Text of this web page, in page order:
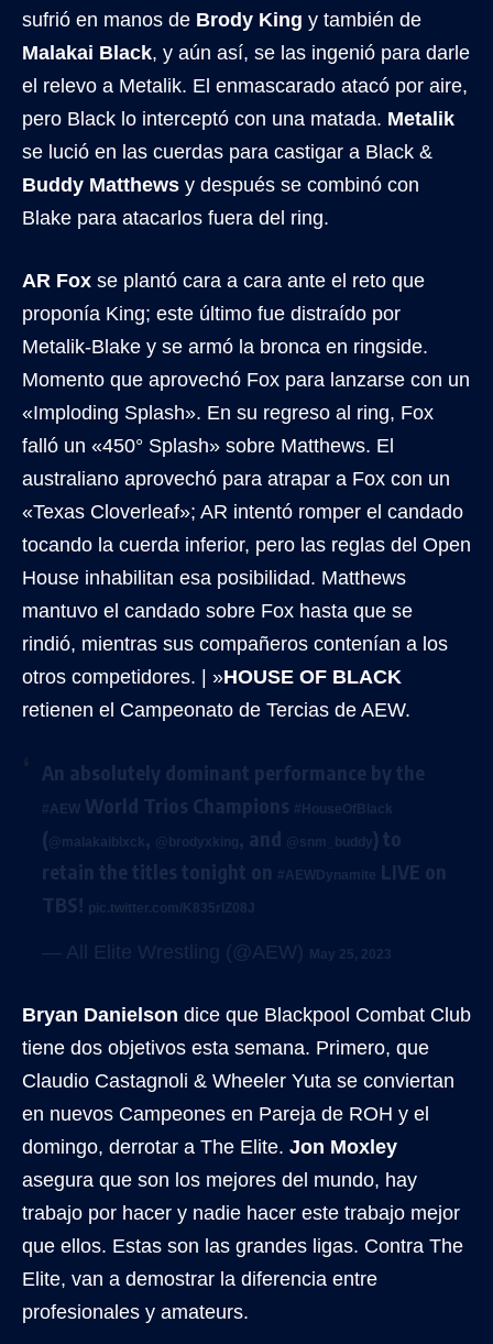
sufrió en manos de Brody King y también de
Malakai Black, y aún así, se las ingenió para darle
el relevo a Metalik. El enmascarado atacó por aire,
pero Black lo interceptó con una matada. Metalik
se lució en las cuerdas para castigar a Black &
Buddy Matthews y después se combinó con
Blake para atacarlos fuera del ring.
AR Fox se plantó cara a cara ante el reto que
proponía King; este último fue distraído por
Metalik-Blake y se armó la bronca en ringside.
Momento que aprovechó Fox para lanzarse con un
«Imploding Splash». En su regreso al ring, Fox
falló un «450° Splash» sobre Matthews. El
australiano aprovechó para atrapar a Fox con un
«Texas Cloverleaf»; AR intentó romper el candado
tocando la cuerda inferior, pero las reglas del Open
House inhabilitan esa posibilidad. Matthews
mantuvo el candado sobre Fox hasta que se
rindió, mientras sus compañeros contenían a los
otros competidores. | »HOUSE OF BLACK
retienen el Campeonato de Tercias de AEW.
An absolutely dominant performance by the
#AEW World Trios Champions #HouseOfBlack
( @malakaiblxck , @brodyxking , and @snm_buddy) to
retain the titles tonight on #AEWDynamite LIVE on
TBS! pic.twitter.com/K835rlZ08J
— All Elite Wrestling (@AEW) May 25, 2023
Bryan Danielson dice que Blackpool Combat Club
tiene dos objetivos esta semana. Primero, que
Claudio Castagnoli & Wheeler Yuta se conviertan
en nuevos Campeones en Pareja de ROH y el
domingo, derrotar a The Elite. Jon Moxley
asegura que son los mejores del mundo, hay
trabajo por hacer y nadie hacer este trabajo mejor
que ellos. Estas son las grandes ligas. Contra The
Elite, van a demostrar la diferencia entre
profesionales y amateurs.